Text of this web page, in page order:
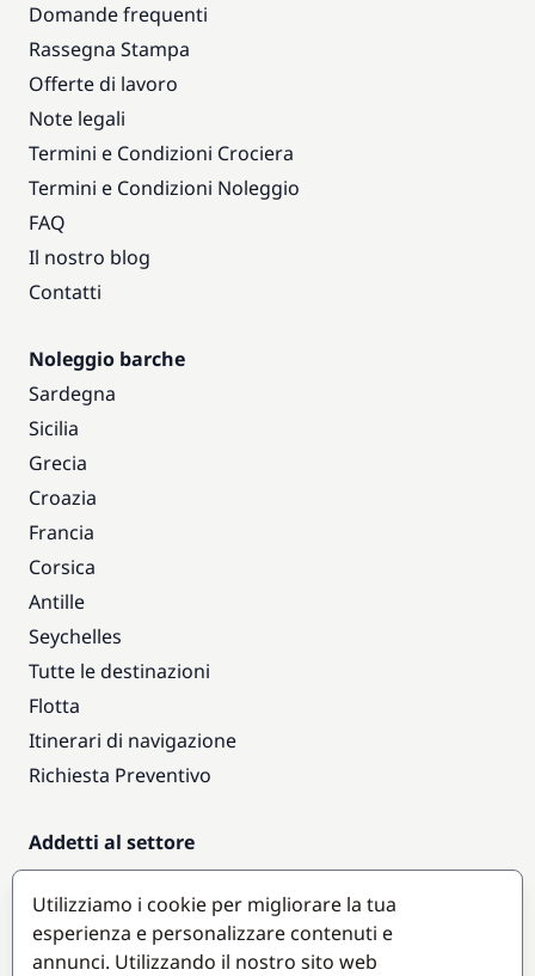
Domande frequenti
Rassegna Stampa
Offerte di lavoro
Note legali
Termini e Condizioni Crociera
Termini e Condizioni Noleggio
FAQ
Il nostro blog
Contatti
Noleggio barche
Sardegna
Sicilia
Grecia
Croazia
Francia
Corsica
Antille
Seychelles
Tutte le destinazioni
Flotta
Itinerari di navigazione
Richiesta Preventivo
Addetti al settore
Accesso armatori
Diventare partner
Utilizziamo i cookie per migliorare la tua
esperienza e personalizzare contenuti e
annunci. Utilizzando il nostro sito web